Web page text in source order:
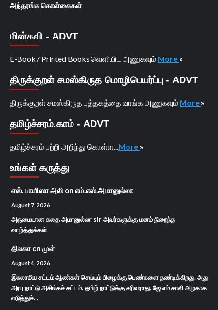
அந்தரங்க கொள்கைகள்
மின்கவி - ADVT
E-Book / Printed Books வெளியிட அணுகவும் More »
திருக்குறள் சமஸ்கிருத மொழிபெயர்ப்பு - ADVT
திருக்குறள் சமஸ்கிருத புத்தகத்தை வாங்க அணுகவும் More »
தமிழ்ச்சரம்.காம் - ADVT
தமிழ்ச்சரம் பற்றி அறிந்து கொள்ள... More »
உங்கள் கருத்து
எஸ். பாயிஸா அலி on எம்.எஸ்.அமானுல்லா
August 7, 2026
அருமையான கதை அமானுல்லா sir அவர்களுக்கு மனம் நிறைந்த
வாழ்த்துக்கள்
திலகா on முள்
August 4, 2026
இசுலாமிய சட்டம் ஆண்கள் செய்யும் பிழைக்கு பெண்களை தண்டிக்கிறது. அது
அரபு நாட்டு அசிங்கச் சட்டம். தமிழ் நாட்டுக்கு சரிவராது. ஜே எம் சாலி அழகாக
எடுத்துச்…